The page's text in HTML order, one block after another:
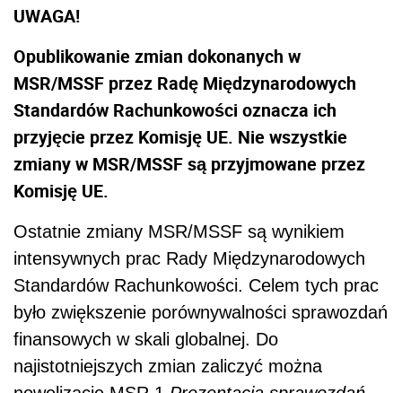
UWAGA!
Opublikowanie zmian dokonanych w
MSR/MSSF przez Radę Międzynarodowych
Standardów Rachunkowości oznacza ich
przyjęcie przez Komisję UE. Nie wszystkie
zmiany w MSR/MSSF są przyjmowane przez
Komisję UE.
Ostatnie zmiany MSR/MSSF są wynikiem
intensywnych prac Rady Międzynarodowych
Standardów Rachunkowości. Celem tych prac
było zwiększenie porównywalności sprawozdań
finansowych w skali globalnej. Do
najistotniejszych zmian zaliczyć można